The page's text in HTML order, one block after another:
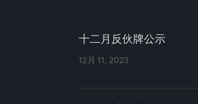
十二月反伙牌公示
12月 11, 2023